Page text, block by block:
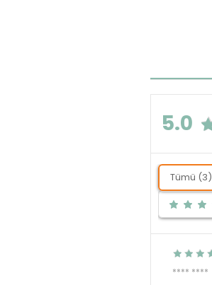
5.0
Tümü (3)
**** ****